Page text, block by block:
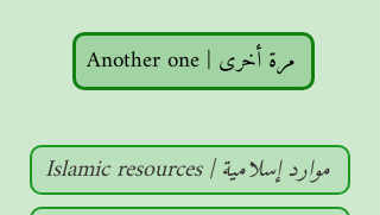
Another one | مرة أخرى
Islamic resources | موارد إسلامية